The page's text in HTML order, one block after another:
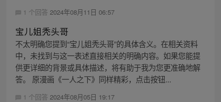
1 个回答 2024年08月11日 06:57
宝儿姐秃头哥
不太明确您提到“宝儿姐秃头哥”的具体含义。在相关资料
中，未找到与这一表述直接相关的明确内容。如果您能提
供更详细的背景或具体描述，将有助于我为您更准确地解
答。 原漫画《一人之下》同样精彩，点击按钮...
1 个回答 2024年08月05日 19:17